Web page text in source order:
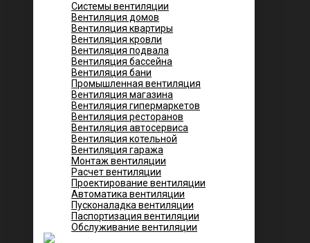
Системы вентиляции
Вентиляция домов
Вентиляция квартиры
Вентиляция кровли
Вентиляция подвала
Вентиляция бассейна
Вентиляция бани
Промышленная вентиляция
Вентиляция магазина
Вентиляция гипермаркетов
Вентиляция ресторанов
Вентиляция автосервиса
Вентиляция котельной
Вентиляция гаража
Монтаж вентиляции
Расчет вентиляции
Проектирование вентиляции
Автоматика вентиляции
Пусконаладка вентиляции
Паспортизация вентиляции
Обслуживание вентиляции